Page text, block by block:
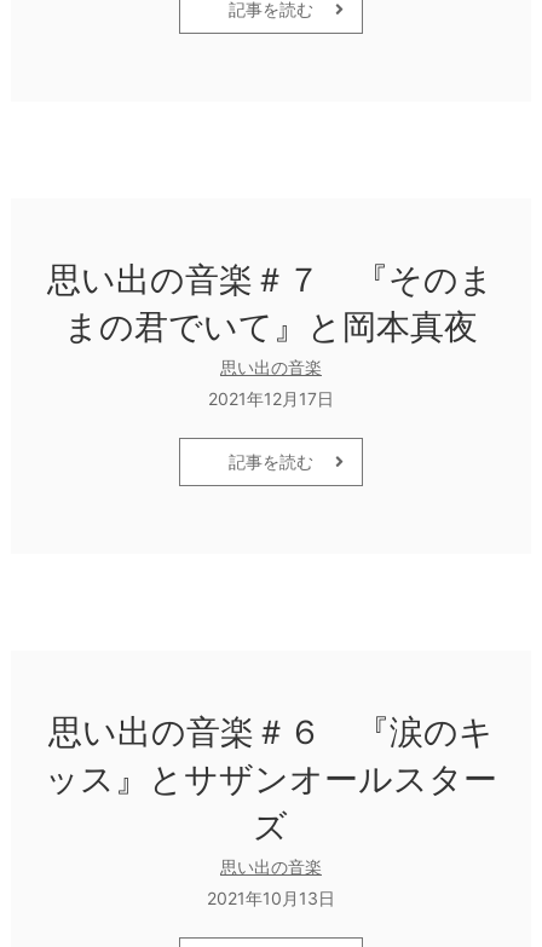
記事を読む
思い出の音楽＃７ 『そのま
まの君でいて』と岡本真夜
思い出の音楽
2021年12月17日
記事を読む
思い出の音楽＃６ 『涙のキ
ッス』とサザンオールスター
ズ
思い出の音楽
2021年10月13日